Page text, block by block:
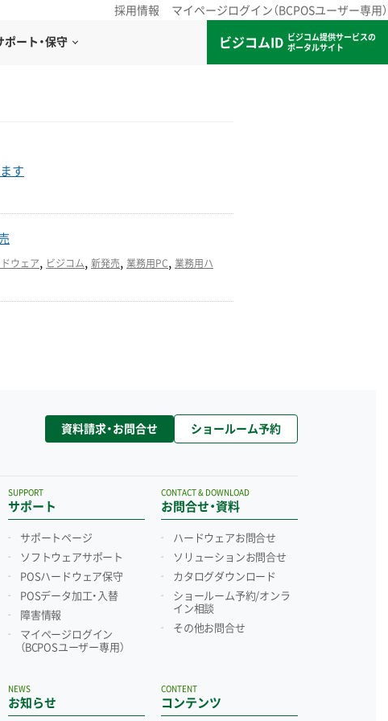
採用情報 マイページログイン（BCPOSユーザー専用）
ポート・保守 ビジコムID
ビジコム提供サービスの
ポータルサイト
す
ドウェア ビジコム 新発売 業務用PC 業務用ハ
資料請求・お問合せ ショールーム予約
サポート
SUPPORT
サポートページ
ソフトウェアサポート
POSハードウェア保守
POSデータ加工・入替
障害情報
マイページログイン
（BCPOSユーザー専用）
お知らせ
NEWS
お問合せ・資料
CONTACT & DOWNLOAD
ハードウェアお問合せ
ソリューションお問合せ
カタログダウンロード
ショールーム予約/オンラ
イン相談
その他お問合せ
コンテンツ
CONTENT